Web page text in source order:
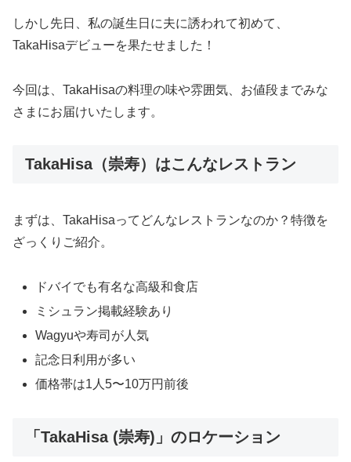
しかし先日、私の誕生日に夫に誘われて初めて、
TakaHisaデビューを果たせました！
今回は、TakaHisaの料理の味や雰囲気、お値段までみな
さまにお届けいたします。
TakaHisa（崇寿）はこんなレストラン
まずは、TakaHisaってどんなレストランなのか？特徴を
ざっくりご紹介。
ドバイでも有名な高級和食店
ミシュラン掲載経験あり
Wagyuや寿司が人気
記念日利用が多い
価格帯は1人5〜10万円前後
「TakaHisa (崇寿)」のロケーション